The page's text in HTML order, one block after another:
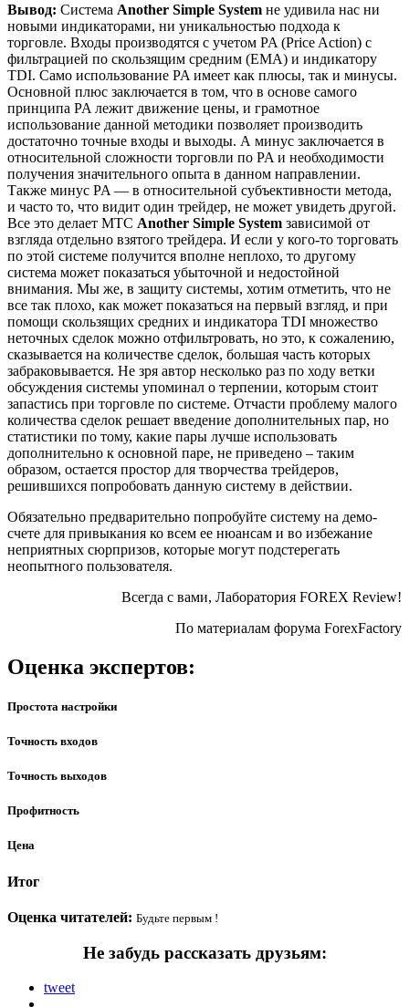
Вывод: Система Another Simple System не удивила нас ни
новыми индикаторами, ни уникальностью подхода к
торговле. Входы производятся с учетом PA (Price Action) с
фильтрацией по скользящим средним (EMA) и индикатору
TDI. Само использование PA имеет как плюсы, так и минусы.
Основной плюс заключается в том, что в основе самого
принципа PA лежит движение цены, и грамотное
использование данной методики позволяет производить
достаточно точные входы и выходы. А минус заключается в
относительной сложности торговли по PA и необходимости
получения значительного опыта в данном направлении.
Также минус PA — в относительной субъективности метода,
и часто то, что видит один трейдер, не может увидеть другой.
Все это делает МТС Another Simple System зависимой от
взгляда отдельно взятого трейдера. И если у кого-то торговать
по этой системе получится вполне неплохо, то другому
система может показаться убыточной и недостойной
внимания. Мы же, в защиту системы, хотим отметить, что не
все так плохо, как может показаться на первый взгляд, и при
помощи скользящих средних и индикатора TDI множество
неточных сделок можно отфильтровать, но это, к сожалению,
сказывается на количестве сделок, большая часть которых
забраковывается. Не зря автор несколько раз по ходу ветки
обсуждения системы упоминал о терпении, которым стоит
запастись при торговле по системе. Отчасти проблему малого
количества сделок решает введение дополнительных пар, но
статистики по тому, какие пары лучше использовать
дополнительно к основной паре, не приведено – таким
образом, остается простор для творчества трейдеров,
решившихся попробовать данную систему в действии.
Обязательно предварительно попробуйте систему на демо-
счете для привыкания ко всем ее нюансам и во избежание
неприятных сюрпризов, которые могут подстерегать
неопытного пользователя.
Всегда с вами, Лаборатория FOREX Review!
По материалам форума ForexFactory
Оценка экспертов:
Простота настройки
Точность входов
Точность выходов
Профитность
Цена
Итог
Оценка читателей: Будьте первым !
Не забудь рассказать друзьям:
tweet